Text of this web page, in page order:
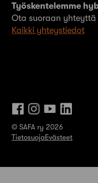
Työskentelemme
Ota suoraan yhteyttä
Kaikki yhteystiedot
© SAFA ry 2026
TietosuojaEvästeet